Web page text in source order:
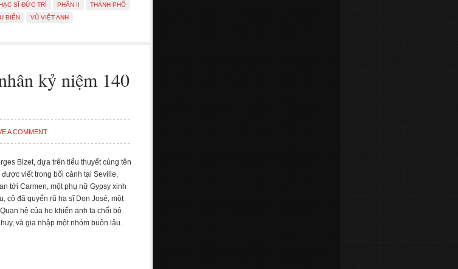
SĨ ĐỨC TRÍ PHẦN II
THÀNH PHỐ
BIỂN VŨ VIỆT ANH
kỷ niệm 140
A COMMENT
Bizet, dựa trên tiểu thuyết cùng tên
viết trong bối cảnh tại Seville,
tới Carmen, một phụ nữ Gypsy xinh
cô đã quyến rũ hạ sĩ Don José, một
hệ của họ khiến anh ta chối bỏ
và gia nhập một nhóm buôn lậu.